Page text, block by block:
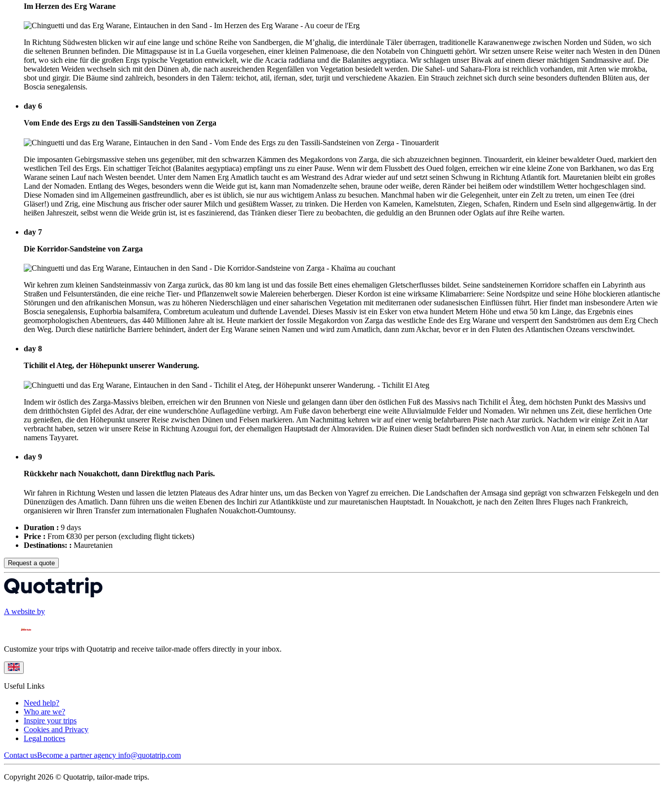
Im Herzen des Erg Warane
In Richtung Südwesten blicken wir auf eine lange und schöne Reihe von Sandbergen, die M’ghalig, die interdünale Täler überragen, traditionelle Karawanenwege zwischen Norden und Süden, wo sich
die seltenen Brunnen befinden. Die Mittagspause ist in La Gueïla vorgesehen, einer kleinen Palmenoase, die den Notabeln von Chinguetti gehört. Wir setzen unsere Reise weiter nach Westen in den Dünen
fort, wo sich eine für die großen Ergs typische Vegetation entwickelt, wie die Acacia raddiana und die Balanites aegyptiaca. Wir schlagen unser Biwak auf einem dieser mächtigen Sandmassive auf. Die
bewaldeten Weiden wechseln sich mit den Dünen ab, die nach ausreichenden Regenfällen von Vegetation besiedelt werden. Die Sahel- und Sahara-Flora ist reichlich vorhanden, mit Arten wie mrokba,
sbot und girgir. Die Bäume sind zahlreich, besonders in den Tälern: teichot, atil, ifernan, sder, turjit und verschiedene Akazien. Ein Strauch zeichnet sich durch seine besonders duftenden Blüten aus, der
Boscia senegalensis.
day 6
Vom Ende des Ergs zu den Tassili-Sandsteinen von Zerga
Die imposanten Gebirgsmassive stehen uns gegenüber, mit den schwarzen Kämmen des Megakordons von Zarga, die sich abzuzeichnen beginnen. Tinouarderit, ein kleiner bewaldeter Oued, markiert den
westlichen Teil des Ergs. Ein schattiger Teïchot (Balanites aegyptiaca) empfängt uns zu einer Pause. Wenn wir dem Flussbett des Oued folgen, erreichen wir eine kleine Zone von Barkhanen, wo das Erg
Warane seinen Lauf nach Westen beendet. Unter dem Namen Erg Amatlich taucht es am Westrand des Adrar wieder auf und setzt seinen Schwung in Richtung Atlantik fort. Mauretanien bleibt ein großes
Land der Nomaden. Entlang des Weges, besonders wenn die Weide gut ist, kann man Nomadenzelte sehen, braune oder weiße, deren Ränder bei heißem oder windstillem Wetter hochgeschlagen sind.
Diese Nomaden sind im Allgemeinen gastfreundlich, aber es ist üblich, sie nur aus wichtigem Anlass zu besuchen. Manchmal haben wir die Gelegenheit, unter ein Zelt zu treten, um einen Tee (drei
Gläser!) und Zrig, eine Mischung aus frischer oder saurer Milch und gesüßtem Wasser, zu trinken. Die Herden von Kamelen, Kamelstuten, Ziegen, Schafen, Rindern und Eseln sind allgegenwärtig. In der
heißen Jahreszeit, selbst wenn die Weide grün ist, ist es faszinierend, das Tränken dieser Tiere zu beobachten, die geduldig an den Brunnen oder Oglats auf ihre Reihe warten.
day 7
Die Korridor-Sandsteine von Zarga
Wir kehren zum kleinen Sandsteinmassiv von Zarga zurück, das 80 km lang ist und das fossile Bett eines ehemaligen Gletscherflusses bildet. Seine sandsteinernen Korridore schaffen ein Labyrinth aus
Straßen und Felsunterständen, die eine reiche Tier- und Pflanzenwelt sowie Malereien beherbergen. Dieser Kordon ist eine wirksame Klimabarriere: Seine Nordspitze und seine Höhe blockieren atlantische
Störungen und den afrikanischen Monsun, was zu höheren Niederschlägen und einer saharischen Vegetation mit mediterranen oder sudanesischen Einflüssen führt. Hier findet man insbesondere Arten wie
Boscia senegalensis, Euphorbia balsamifera, Combretum aculeatum und duftende Lavendel. Dieses Massiv ist ein Esker von etwa hundert Metern Höhe und etwa 50 km Länge, das Ergebnis eines
geomorphologischen Abenteuers, das 440 Millionen Jahre alt ist. Heute markiert der fossile Megakordon von Zarga das westliche Ende des Erg Warane und versperrt den Sandströmen aus dem Erg Chech
den Weg. Durch diese natürliche Barriere behindert, ändert der Erg Warane seinen Namen und wird zum Amatlich, dann zum Akchar, bevor er in den Fluten des Atlantischen Ozeans verschwindet.
day 8
Tichilit el Ateg, der Höhepunkt unserer Wanderung.
Indem wir östlich des Zarga-Massivs bleiben, erreichen wir den Brunnen von Niesle und gelangen dann über den östlichen Fuß des Massivs nach Tichilit el Âteg, dem höchsten Punkt des Massivs und
dem dritthöchsten Gipfel des Adrar, der eine wunderschöne Auflagedüne verbirgt. Am Fuße davon beherbergt eine weite Alluvialmulde Felder und Nomaden. Wir nehmen uns Zeit, diese herrlichen Orte
zu genießen, die den Höhepunkt unserer Reise zwischen Dünen und Felsen markieren. Am Nachmittag kehren wir auf einer wenig befahrbaren Piste nach Atar zurück. Nachdem wir einige Zeit in Atar
verbracht haben, setzen wir unsere Reise in Richtung Azougui fort, der ehemaligen Hauptstadt der Almoraviden. Die Ruinen dieser Stadt befinden sich nordwestlich von Atar, in einem sehr schönen Tal
namens Tayyaret.
day 9
Rückkehr nach Nouakchott, dann Direktflug nach Paris.
Wir fahren in Richtung Westen und lassen die letzten Plateaus des Adrar hinter uns, um das Becken von Yagref zu erreichen. Die Landschaften der Amsaga sind geprägt von schwarzen Felskegeln und den
Dünenzügen des Amatlich. Dann führen uns die weiten Ebenen des Inchiri zur Atlantikküste und zur mauretanischen Hauptstadt. In Nouakchott, je nach den Zeiten Ihres Fluges nach Frankreich,
organisieren wir Ihren Transfer zum internationalen Flughafen Nouakchott-Oumtounsy.
Duration : 9 days
Price : From €830 per person (excluding flight tickets)
Destinations: : Mauretanien
Request a quote
A website by
Customize your trips with Quotatrip and receive tailor-made offers directly in your inbox.
Useful Links
Need help?
Who are we?
Inspire your trips
Cookies and Privacy
Legal notices
Contact usBecome a partner agency info@quotatrip.com
Copyright 2026 © Quotatrip, tailor-made trips.